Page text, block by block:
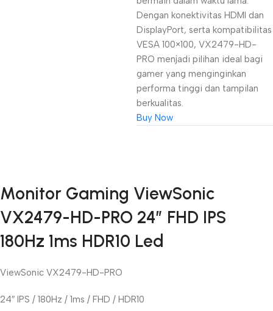
Dengan konektivitas HDMI dan
DisplayPort, serta kompatibilitas
VESA 100×100, VX2479-HD-
PRO menjadi pilihan ideal bagi
gamer yang menginginkan
performa tinggi dan tampilan
berkualitas.
Buy Now
Black Friday
Blowout!
Monitor Gaming ViewSonic
VX2479-HD-PRO 24″ FHD IPS
180Hz 1ms HDR10 Led
ViewSonic VX2479-HD-PRO
24″ IPS / 180Hz / 1ms / FHD / HDR10